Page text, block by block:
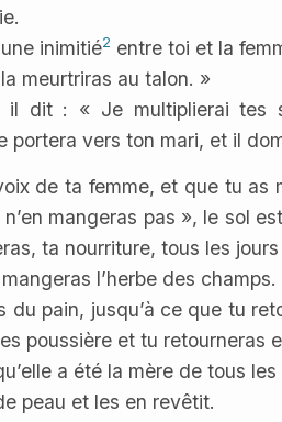
inimitié2 entre toi et la
meurtriras au talon. »
il dit : « Je multiplierai tes
vers ton mari, et il
de ta femme, et que tu as
mangeras pas », le sol
ta nourriture, tous les
l’herbe des champs.
pain, jusqu’à ce que tu
poussière et tu retourneras
a été la mère de tous
peau et les en revêtit.